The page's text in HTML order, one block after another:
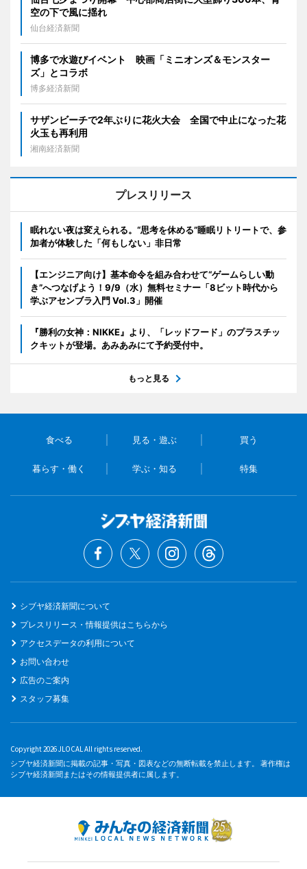
空の下で風に揺れ
仙台経済新聞
博多で水遊びイベント 映画「ミニオンズ＆モンスター
ズ」とコラボ
博多経済新聞
サザンビーチで2年ぶりに花火大会 全国で中止になった花
火玉も再利用
湘南経済新聞
プレスリリース
眠れない夜は変えられる。“思考を休める”睡眠リトリートで、参
加者が体験した「何もしない」非日常
【エンジニア向け】基本命令を組み合わせて“ゲームらしい動
き”へつなげよう！9/9（水）無料セミナー「8ビット時代から
学ぶアセンブラ入門 Vol.3」開催
『勝利の女神：NIKKE』より、「レッドフード」のプラスチッ
クキットが登場。あみあみにて予約受付中。
もっと見る
食べる 見る・遊ぶ 買う
暮らす・働く 学ぶ・知る 特集
シブヤ経済新聞について
プレスリリース・情報提供はこちらから
アクセスデータの利用について
お問い合わせ
広告のご案内
スタッフ募集
Copyright 2026 JLOCAL All rights reserved.
シブヤ経済新聞に掲載の記事・写真・図表などの無断転載を禁止します。 著作権は
シブヤ経済新聞またはその情報提供者に属します。